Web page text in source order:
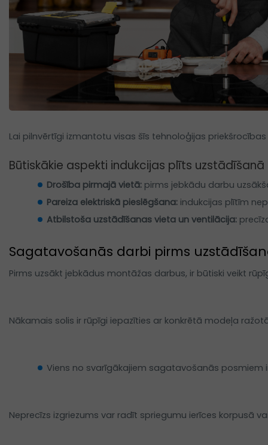
Lai pilnvērtīgi izmantotu visas šīs tehnoloģijas
Būtiskākie aspekti indukcijas plīts uzstādīšanā
Drošība pirmajā vietā: pirms jebkādu darbu
Pareiza elektriskā pieslēgšana: indukcijas plītīm
Atbilstoša uzstādīšanas vieta un ventilācija:
Sagatavošanās darbi pirms
Pirms uzsākt jebkādus montāžas darbus, ir būtiski veikt
Nākamais solis ir rūpīgi iepazīties ar konkrētā modeļa
Viens no svarīgākajiem sagatavošanās posmiem
Neprecīzs izgriezums var radīt spriegumu ierīces